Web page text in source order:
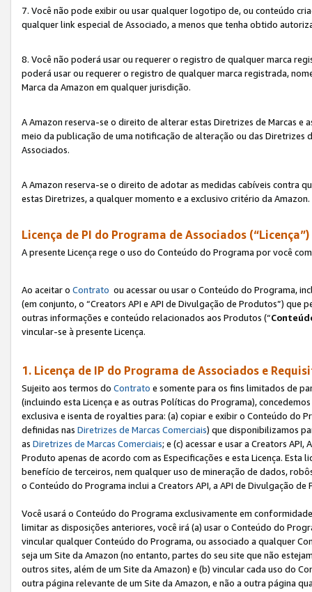
7. Você não pode exibir ou usar qualquer logotipo de, ou conteúdo
qualquer link especial de Associado, a menos que tenha obtido
8. Você não poderá usar ou requerer o registro de qualquer marca
poderá usar ou requerer o registro de qualquer marca registrada,
Marca da Amazon em qualquer jurisdição.
A Amazon reserva-se o direito de alterar estas Diretrizes de Marcas e
meio da publicação de uma notificação de alteração ou das Diretrizes
Associados.
A Amazon reserva-se o direito de adotar as medidas cabíveis contra
estas Diretrizes, a qualquer momento e a exclusivo critério da Amazon.
Licença de PI do Programa de Associados (“Licença”)
A presente Licença rege o uso do Conteúdo do Programa por você
Ao aceitar o Contrato ou acessar ou usar o Conteúdo do Programa,
(em conjunto, o “Creators API e API de Divulgação de Produtos”)
outras informações e conteúdo relacionados aos Produtos (“
vincular-se à presente Licença.
1. Licença de IP do Programa de Associados e
Sujeito aos termos do Contrato e somente para os fins limitados de
(incluindo esta Licença e as outras Políticas do Programa),
exclusiva e isenta de royalties para: (a) copiar e exibir o Conteúdo do
definidas nas Diretrizes de Marcas Comerciais) que disponibilizamos
as Diretrizes de Marcas Comerciais; e (c) acessar e usar a Creators
Produto apenas de acordo com as Especificações e esta Licença.
benefício de terceiros, nem qualquer uso de mineração de dados,
o Conteúdo do Programa inclui a Creators API, a API de Divulgação
Você usará o Conteúdo do Programa exclusivamente em
limitar as disposições anteriores, você irá (a) usar o Conteúdo do
vincular qualquer Conteúdo do Programa, ou associado a qualquer
seja um Site da Amazon (no entanto, partes do seu site que não
outros sites, além de um Site da Amazon) e (b) vincular cada uso do
outra página relevante de um Site da Amazon, e não a outra página